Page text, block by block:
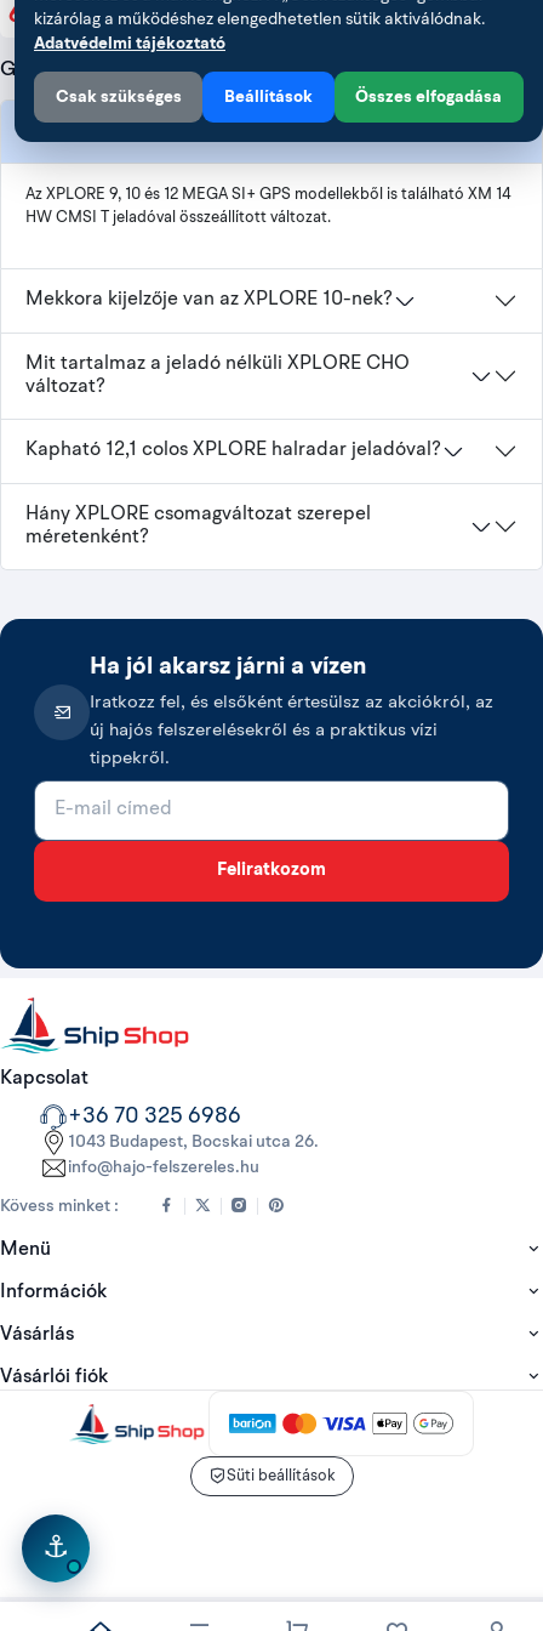
Humminbird halradarok és térképolvasók
Humminbird jeladók és szenzorok
Humminbird hálózati és NMEA kiegészítők
Humminbird AutoChart és térképezés
671 606 Ft -20% 770 111 Ft -20%
Gyakran ismételt kérdések
Az XPLORE 9, 10 és 12 MEGA SI+ GPS modellekből is található XM 14
HW CMSI T jeladóval összeállított változat.
Mekkora kijelzője van az XPLORE 10-nek?
Mit tartalmaz a jeladó nélküli XPLORE CHO
változat?
Kapható 12,1 colos XPLORE halradar jeladóval?
Hány XPLORE csomagváltozat szerepel
méretenként?
Ha jól akarsz járni a vízen
Iratkozz fel, és elsőként értesülsz az akciókról, az
új hajós felszerelésekről és a praktikus vízi
tippekről.
E-mail cím
Feliratkozom
Kapcsolat
+36 70 325 6986
1043 Budapest, Bocskai utca 26.
info@hajo-felszereles.hu
Kövess minket :
Menü
Információk
Vásárlás
Vásárlói fiók
Süti beállítások
kizárólag a működéshez elengedhetetlen sütik aktiválódnak.
Adatvédelmi tájékoztató
Csak szükséges Beállítások Összes elfogadása
⚓